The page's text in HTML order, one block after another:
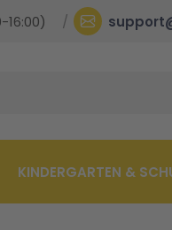
16:00)
KINDERGARTEN &